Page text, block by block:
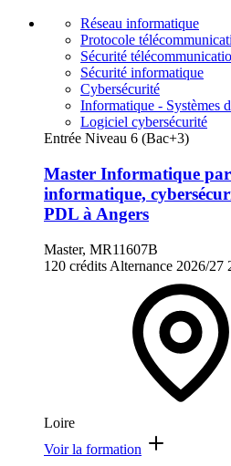
Réseau informatique
Protocole
Sécurité
Sécurité informatique
Cybersécurité
Informatique - Systèmes
Logiciel cybersécurité
Entrée Niveau 6 (Bac+3)
Master Informatique
informatique,
PDL à Angers
Master, MR11607B
120 crédits Alternance 2026/27
Loire
Voir la formation